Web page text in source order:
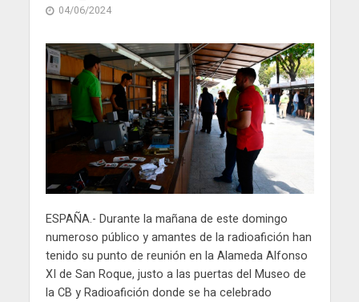
04/06/2024
ESPAÑA.- Durante la mañana de este domingo
numeroso público y amantes de la radioafición han
tenido su punto de reunión en la Alameda Alfonso
XI de San Roque, justo a las puertas del Museo de
la CB y Radioafición donde se ha celebrado